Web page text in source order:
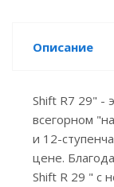
Описание
Shift R7 29" -
всегорном
и 12-
цене.
Shift R 29 " с